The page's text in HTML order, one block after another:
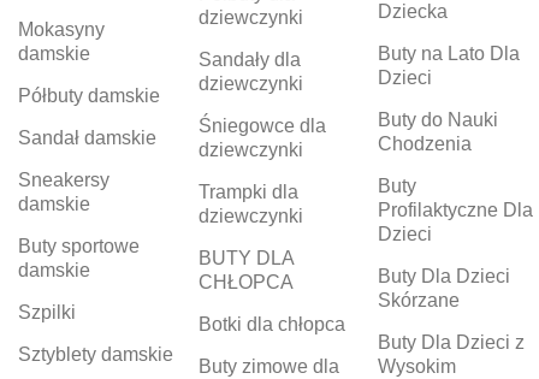
Mokasyny
damskie
Półbuty damskie
Sandał damskie
Sneakersy
damskie
Buty sportowe
damskie
Szpilki
Sztyblety damskie
dziewczynki
Sandały dla
dziewczynki
Śniegowce dla
dziewczynki
Trampki dla
dziewczynki
BUTY DLA
CHŁOPCA
Botki dla chłopca
Buty zimowe dla
Dziecka
Buty na Lato Dla
Dzieci
Buty do Nauki
Chodzenia
Buty
Profilaktyczne Dla
Dzieci
Buty Dla Dzieci
Skórzane
Buty Dla Dzieci z
Wysokim